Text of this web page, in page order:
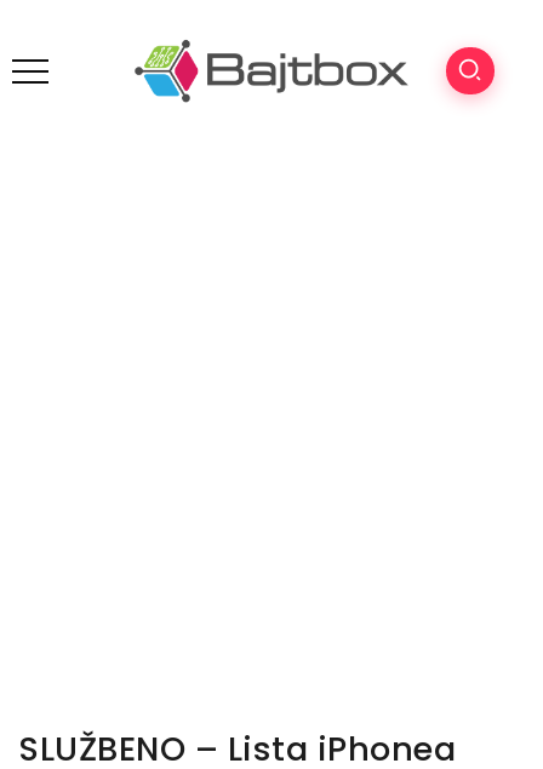
SLUŽBENO – Lista iPhonea